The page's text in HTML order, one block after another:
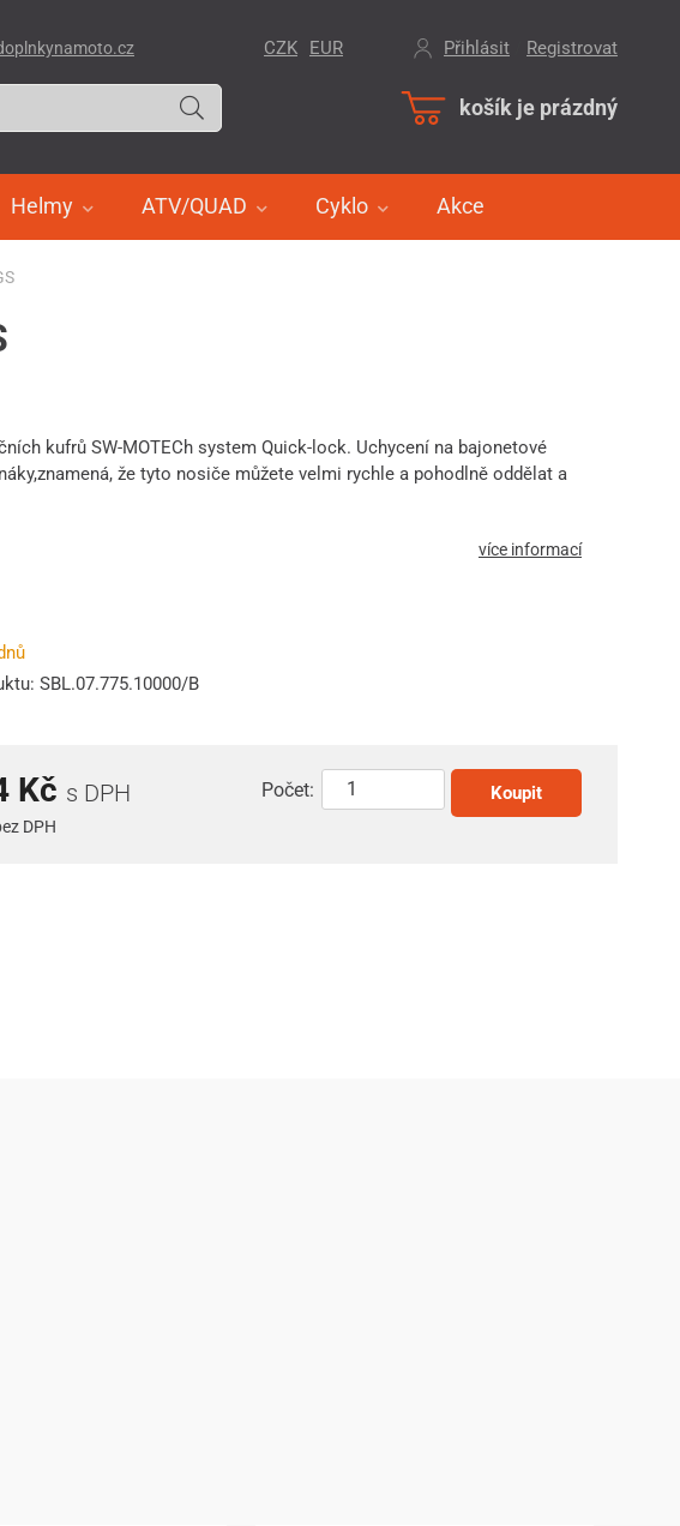
košík je prázdný
Helmy ATV/QUAD Cyklo Akce
CZK EUR Přihlásit Registrovat
kufrů SW-MOTECh system Quick-lock. Uchycení na bajonetové
že tyto nosiče můžete velmi rychle a pohodlně oddělat a
více informací
SBL.07.775.10000/B
Kč s DPH
DPH
Počet: Koupit